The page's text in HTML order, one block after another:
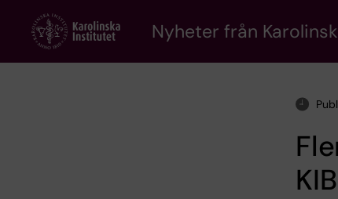
content
Nyheter från